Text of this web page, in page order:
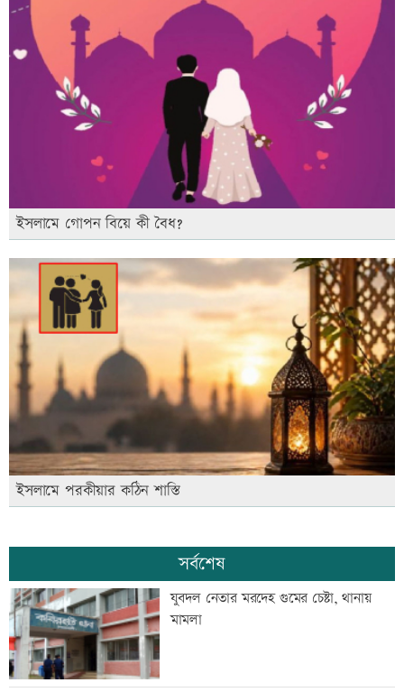
ইসলামে গোপন বিয়ে কী বৈধ?
ইসলামে পরকীয়ার কঠিন শাস্তি
সর্বশেষ
যুবদল নেতার মরদেহ গুমের চেষ্টা, থানায়
মামলা